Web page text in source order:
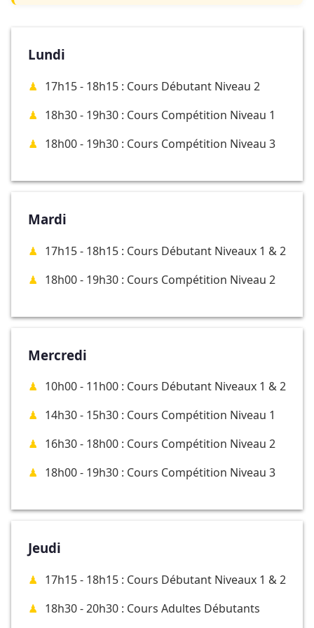
Lundi
17h15 - 18h15 : Cours Débutant Niveau 2
18h30 - 19h30 : Cours Compétition Niveau 1
18h00 - 19h30 : Cours Compétition Niveau 3
Mardi
17h15 - 18h15 : Cours Débutant Niveaux 1 & 2
18h00 - 19h30 : Cours Compétition Niveau 2
Mercredi
10h00 - 11h00 : Cours Débutant Niveaux 1 & 2
14h30 - 15h30 : Cours Compétition Niveau 1
16h30 - 18h00 : Cours Compétition Niveau 2
18h00 - 19h30 : Cours Compétition Niveau 3
Jeudi
17h15 - 18h15 : Cours Débutant Niveaux 1 & 2
18h30 - 20h30 : Cours Adultes Débutants